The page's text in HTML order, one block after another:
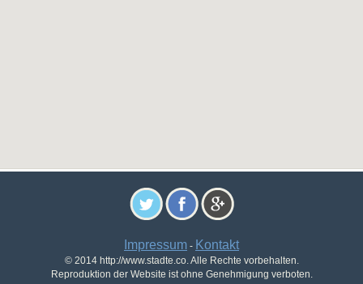
Impressum - Kontakt
© 2014 http://www.stadte.co. Alle Rechte vorbehalten.
Reproduktion der Website ist ohne Genehmigung verboten.